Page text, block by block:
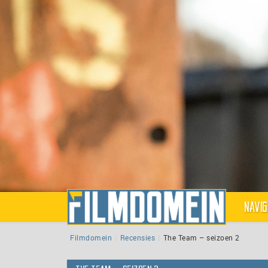
Filmdomein Recensies The Team – seizoen 2